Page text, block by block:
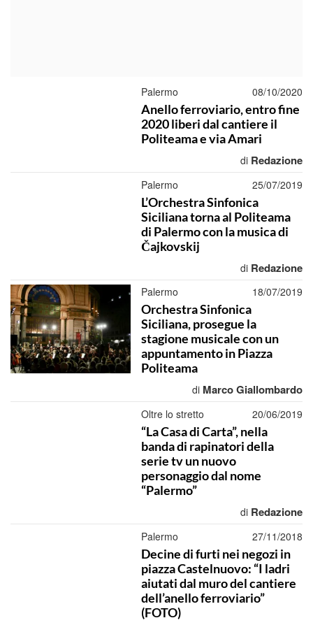
Palermo 08/10/2020
Anello ferroviario, entro fine
2020 liberi dal cantiere il
Politeama e via Amari
di Redazione
Palermo 25/07/2019
L’Orchestra Sinfonica
Siciliana torna al Politeama
di Palermo con la musica di
Čajkovskij
di Redazione
Palermo 18/07/2019
Orchestra Sinfonica
Siciliana, prosegue la
stagione musicale con un
appuntamento in Piazza
Politeama
di Marco Giallombardo
Oltre lo stretto 20/06/2019
“La Casa di Carta”, nella
banda di rapinatori della
serie tv un nuovo
personaggio dal nome
“Palermo”
di Redazione
Palermo 27/11/2018
Decine di furti nei negozi in
piazza Castelnuovo: “I ladri
aiutati dal muro del cantiere
dell’anello ferroviario”
(FOTO)